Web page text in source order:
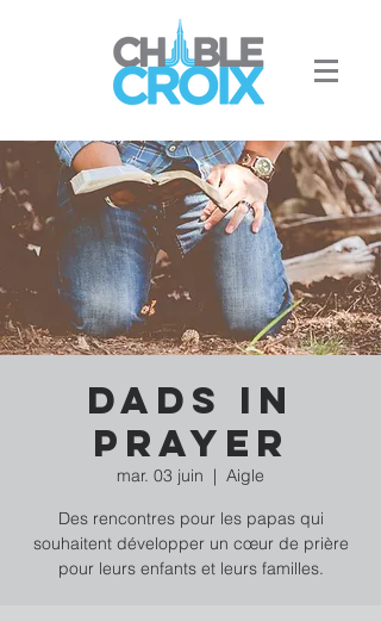
Dads in
prayer
mar. 03 juin
  |
Aigle
Des rencontres pour les papas qui
souhaitent développer un cœur de prière
pour leurs enfants et leurs familles.